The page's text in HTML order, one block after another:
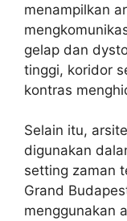
menampilkan
gelap dan
tinggi, koridor
kontras
Selain itu,
digunakan
setting zaman
Grand
menggunakan